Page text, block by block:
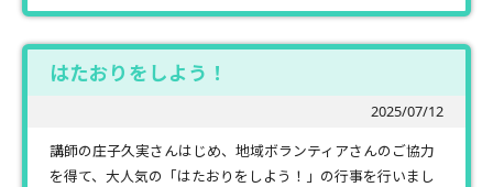
はたおりをしよう！
2025/07/12
講師の庄子久実さんはじめ、地域ボランティアさんのご協力
を得て、大人気の「はたおりをしよう！」の行事を行いまし